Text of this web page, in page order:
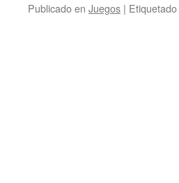
Publicado en Juegos | Etiquetado